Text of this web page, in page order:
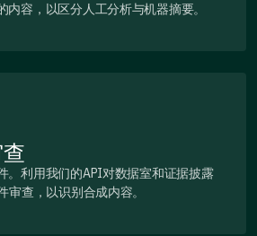
内容，以区分人工分析与机器摘要。
。利用我们的API对数据室和证据披露
查，以识别合成内容。